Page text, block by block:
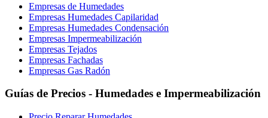
Empresas de Humedades
Empresas Humedades Capilaridad
Empresas Humedades Condensación
Empresas Impermeabilización
Empresas Tejados
Empresas Fachadas
Empresas Gas Radón
Guías de Precios - Humedades e Impermeabilización